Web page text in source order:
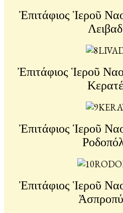
Ἐπιτάφιος Ἱεροῦ
Ἐπιτάφιος Ἱεροῦ
Ἐπιτάφιος Ἱεροῦ
Ἐπιτάφιος Ἱεροῦ